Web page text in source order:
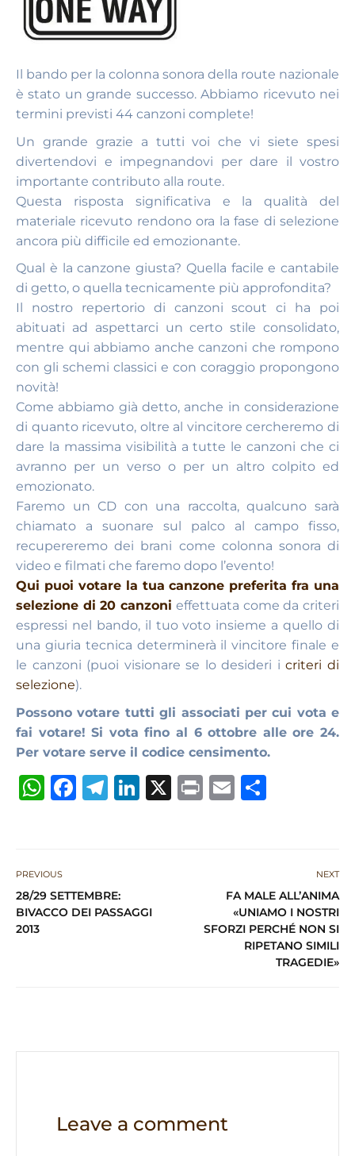
Il bando per la colonna sonora della route nazionale
è stato un grande successo. Abbiamo ricevuto nei
termini previsti 44 canzoni complete!
Un grande grazie a tutti voi che vi siete spesi
divertendovi e impegnandovi per dare il vostro
importante contributo alla route.
Questa risposta significativa e la qualità del
materiale ricevuto rendono ora la fase di selezione
ancora più difficile ed emozionante.
Qual è la canzone giusta? Quella facile e cantabile
di getto, o quella tecnicamente più approfondita?
Il nostro repertorio di canzoni scout ci ha poi
abituati ad aspettarci un certo stile consolidato,
mentre qui abbiamo anche canzoni che rompono
con gli schemi classici e con coraggio propongono
novità!
Come abbiamo già detto, anche in considerazione
di quanto ricevuto, oltre al vincitore cercheremo di
dare la massima visibilità a tutte le canzoni che ci
avranno per un verso o per un altro colpito ed
emozionato.
Faremo un CD con una raccolta, qualcuno sarà
chiamato a suonare sul palco al campo fisso,
recupereremo dei brani come colonna sonora di
video e filmati che faremo dopo l’evento!
Qui puoi votare la tua canzone preferita fra una
selezione di 20 canzoni effettuata come da criteri
espressi nel bando, il tuo voto insieme a quello di
una giuria tecnica determinerà il vincitore finale e
le canzoni (puoi visionare se lo desideri icriteri di
selezione).
Possono votare tutti gli associati per cui vota e
fai votare! Si vota fino al 6 ottobre alle ore 24.
Per votare serve il codice censimento.
W
s
A
p
F
b
o
T
ra
m
Li
n
X
P
E
PREVIOUS
28/29 SETTEMBRE:
BIVACCO DEI PASSAGGI
2013
NEXT
FA MALE ALL’ANIMA
«UNIAMO I NOSTRI
SFORZI PERCHÉ NON SI
RIPETANO SIMILI
TRAGEDIE»
Leave a comment